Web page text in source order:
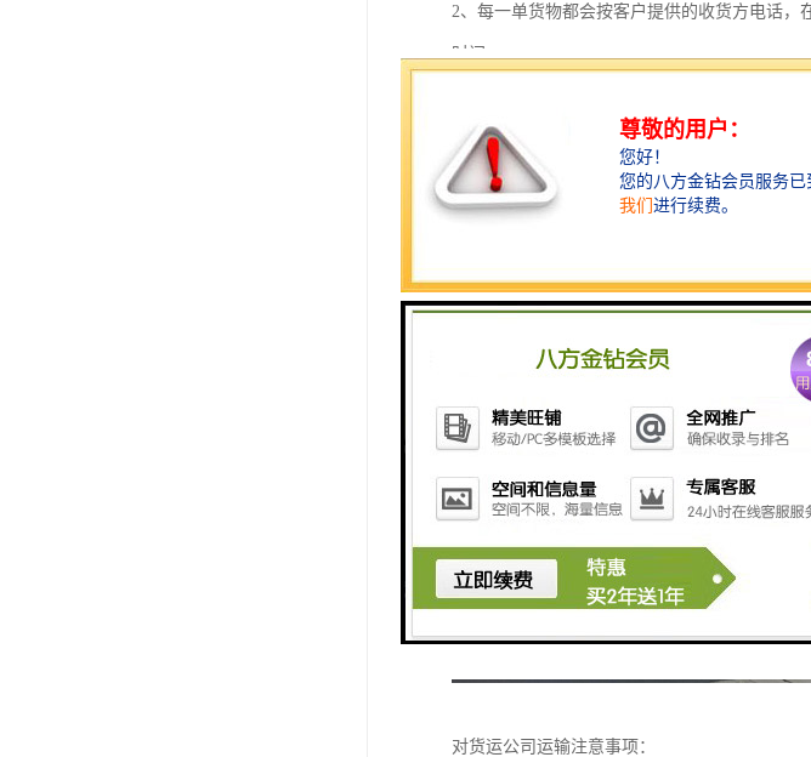
2、每一单货物都会按客户提供的收货方电话
时间；
3、随车备有客户信息反馈单，随时了解运输
客户要求，完善我们的服务质量。
对货运公司运输注意事项：